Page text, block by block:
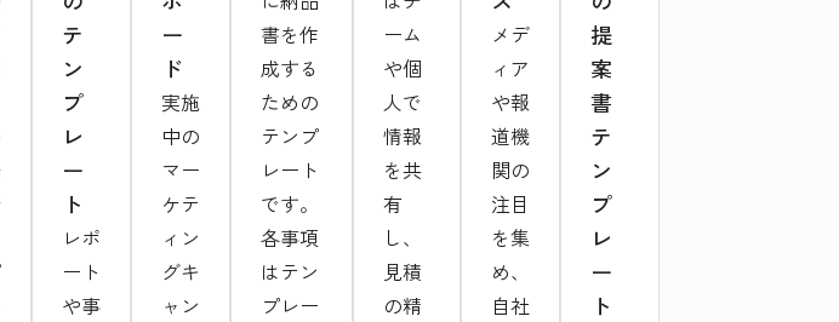
テ
ン
プ
レ
ー
ト
レポ
ート
や事
ー
ド
実施
中の
マー
ケテ
ィン
グキ
ャン
書を作
成する
ための
テンプ
レート
です。
各事項
はテン
プレー
ーム
や個
人で
情報
を共
有
し、
見積
の精
メデ
ィア
や報
道機
関の
注目
を集
め、
自社
提
案
書
テ
ン
プ
レ
ー
ト